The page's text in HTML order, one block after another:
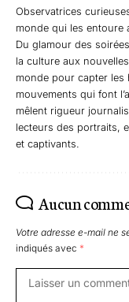
Observatrices
monde qui les entoure
Du glamour des
la culture aux
monde pour capter les
mouvements qui font
mêlent rigueur
lecteurs des portraits,
et captivants.
Aucun
Votre adresse e-mail ne
indiqués avec *